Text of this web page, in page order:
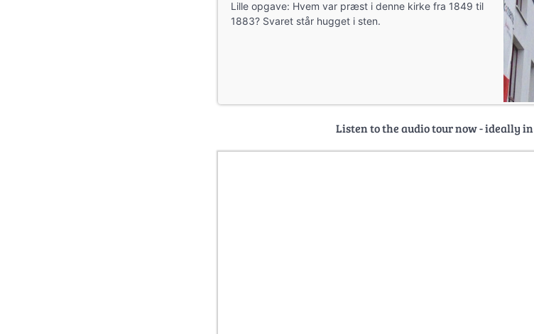
Lille opgave: Hvem var præst i denne kirke fra 1849 til
1883? Svaret står hugget i sten.
Listen to the audio tour now - ideally in